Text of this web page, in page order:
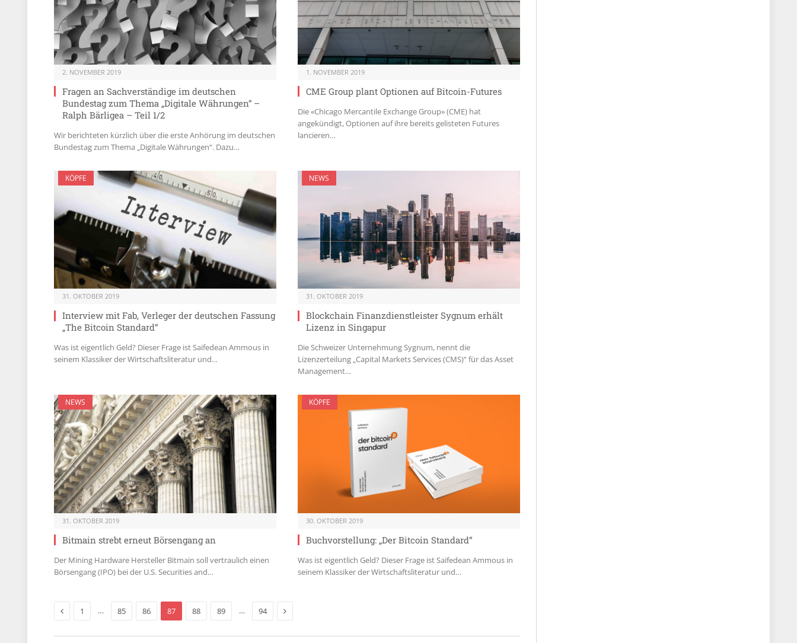
2. NOVEMBER 2019
Fragen an Sachverständige im deutschen
Bundestag zum Thema „Digitale Währungen“ –
Ralph Bärligea – Teil 1/2
Wir berichteten kürzlich über die erste Anhörung im deutschen
Bundestag zum Thema „Digitale Währungen“. Dazu…
1. NOVEMBER 2019
CME Group plant Optionen auf Bitcoin-Futures
Die «Chicago Mercantile Exchange Group» (CME) hat
angekündigt, Optionen auf ihre bereits gelisteten Futures
lancieren…
KÖPFE
31. OKTOBER 2019
Interview mit Fab, Verleger der deutschen Fassung
„The Bitcoin Standard“
Was ist eigentlich Geld? Dieser Frage ist Saifedean Ammous in
seinem Klassiker der Wirtschaftsliteratur und…
NEWS
31. OKTOBER 2019
Blockchain Finanzdienstleister Sygnum erhält
Lizenz in Singapur
Die Schweizer Unternehmung Sygnum, nennt die
Lizenzerteilung „Capital Markets Services (CMS)“ für das Asset
Management…
NEWS
31. OKTOBER 2019
Bitmain strebt erneut Börsengang an
Der Mining Hardware Hersteller Bitmain soll vertraulich einen
Börsengang (IPO) bei der U.S. Securities and…
KÖPFE
30. OKTOBER 2019
Buchvorstellung: „Der Bitcoin Standard“
Was ist eigentlich Geld? Dieser Frage ist Saifedean Ammous in
seinem Klassiker der Wirtschaftsliteratur und…
Previous
1 … 85 86 87 88 89 … 94 Next